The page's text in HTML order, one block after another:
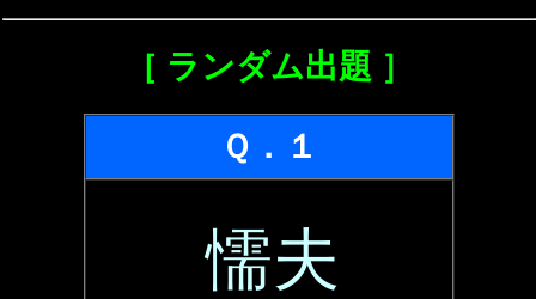
［ ランダム出題 ］
Ｑ．１
懦夫